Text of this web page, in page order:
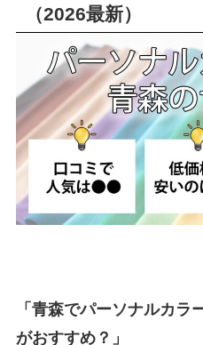
（2026最新）
「青森でパーソナルカラ
がおすすめ？」